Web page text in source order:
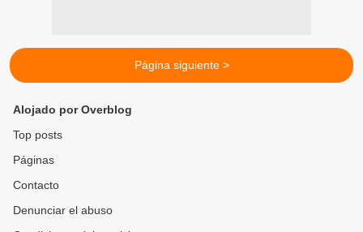
Página siguiente >
Alojado por Overblog
Top posts
Páginas
Contacto
Denunciar el abuso